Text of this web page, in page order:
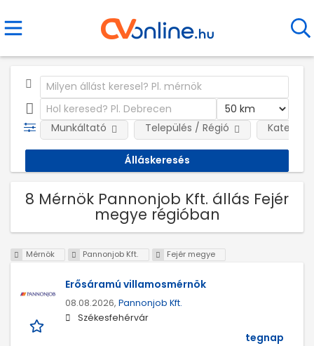
Munkáltató Település / Régió
8 Mérnök Pannonjob Kft. állás Fejér
megye régióban
Mérnök Pannonjob Kft. Fejér megye
Erősáramú villamosmérnök
08.08.2026, Pannonjob Kft.
Székesfehérvár
tegnap